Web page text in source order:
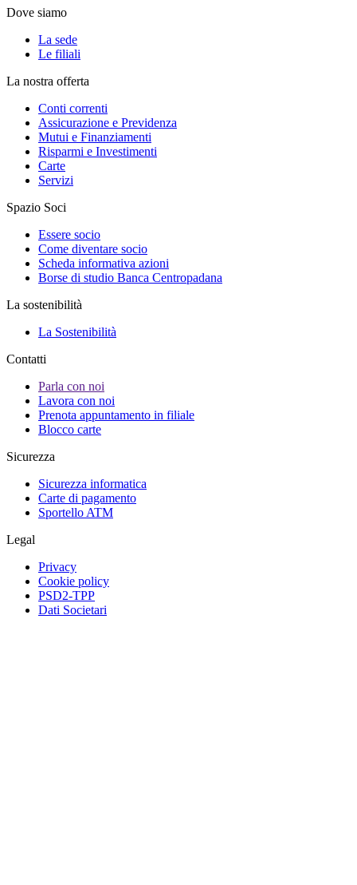
Dove siamo
La sede
Le filiali
La nostra offerta
Conti correnti
Assicurazione e Previdenza
Mutui e Finanziamenti
Risparmi e Investimenti
Carte
Servizi
Spazio Soci
Essere socio
Come diventare socio
Scheda informativa azioni
Borse di studio Banca Centropadana
La sostenibilità
La Sostenibilità
Contatti
Parla con noi
Lavora con noi
Prenota appuntamento in filiale
Blocco carte
Sicurezza
Sicurezza informatica
Carte di pagamento
Sportello ATM
Legal
Privacy
Cookie policy
PSD2-TPP
Dati Societari